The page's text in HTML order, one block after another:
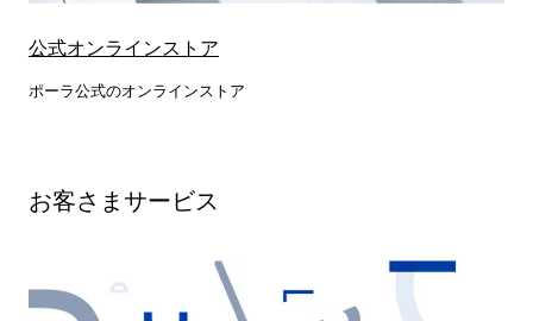
公式オンラインストア
ポーラ公式のオンラインストア
お客さまサービス